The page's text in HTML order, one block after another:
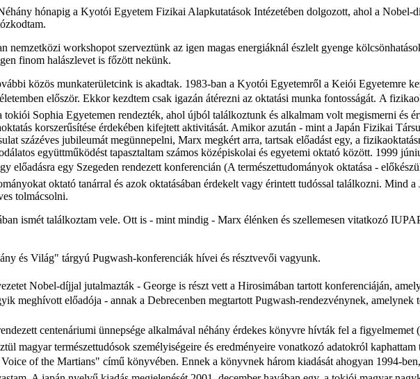
hónapig a Kyotói Egyetem Fizikai Alapkutatások Intézetében dolgozott, ahol a Nobel-
nemzetközi workshopot szerveztünk az igen magas energiáknál észlelt gyenge
finom halászlevet is főzött nekünk.
közös munkaterületcink is akadtak. 1983-ban a Kyotói Egyetemről a Keiói Egyetemre
először. Ekkor kezdtem csak igazán átérezni az oktatási munka fontosságát. A f
Sophia Egyetemen rendezték, ahol újból találkoztunk és alkalmam volt megismerni és
korszerűsítése érdekében kifejtett aktivitását. Amikor azután - mint a Japán Fizikai
százéves jubileumát megünnepelni, Marx megkért arra, tartsak előadást egy, a
együttműködést tapasztaltam számos középiskolai és egyetemi oktató között. 1999
előadásra egy Szegeden rendezett konferencián (A természettudományok oktatása -
oktató tanárral és azok oktatásában érdekelt vagy érintett tudóssal találkozni. Mind a
tolmácsolni.
ismét találkoztam vele. Ott is - mint mindig - Marx élénken és szellemesen vitatkozó
és Világ" tárgyú Pugwash-konferenciák hívei és résztvevői vagyunk.
Nobel-díjjal jutalmazták - George is részt vett a Hirosimában tartott konferenciáján,
meghívott előadója - annak a Debrecenben megtartott Pugwash-rendezvénynek, amelynek
centenáriumi ünnepsége alkalmával néhány érdekes könyvre hívták fel a figyelmemet
magyar természettudósok személyiségeire és eredményeire vonatkozó adatokról
of the Martians" című könyvében. Ennek a könyvnek három kiadását ahogyan 1994-